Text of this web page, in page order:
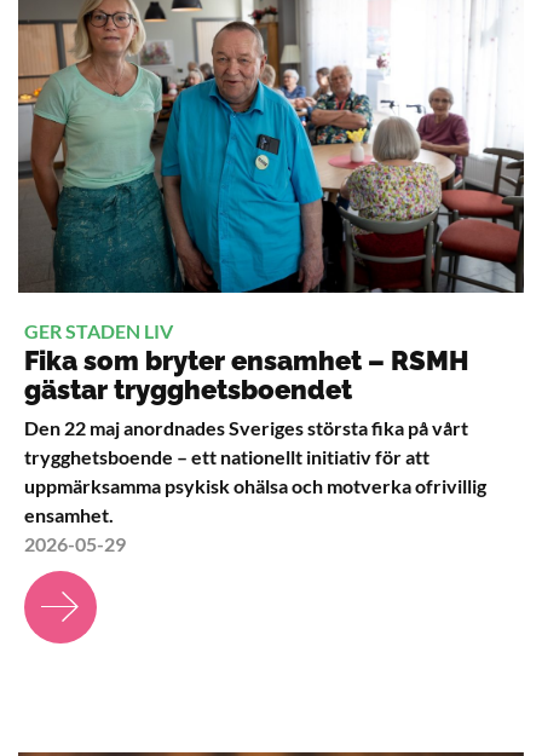
GER STADEN LIV
Fika som bryter ensamhet – RSMH
gästar trygghetsboendet
Den 22 maj anordnades Sveriges största fika på vårt
trygghetsboende – ett nationellt initiativ för att
uppmärksamma psykisk ohälsa och motverka ofrivillig
ensamhet.
2026-05-29